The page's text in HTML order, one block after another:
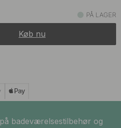
På lager
På lager
PÅ LAGER
Køb nu
på badeværelsestilbehør og